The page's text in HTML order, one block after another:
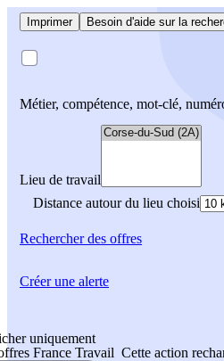
Imprimer Besoin d'aide sur la
Métier, compétence, mot-clé,
Lieu de travail
Distance autour du lieu choisi
Rechercherdes offres
uniquement
France Travail Cette action
Créer une alerte